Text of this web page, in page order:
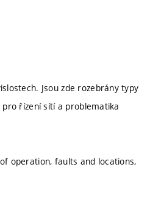
Jsou zde rozebrány typy
řízení sítí a problematika
operation, faults and locations,